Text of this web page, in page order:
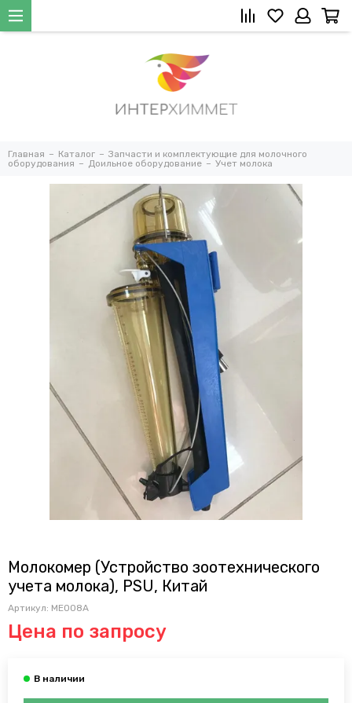
Главная Каталог
Запчасти и комплектующие для молочного
оборудования
Доильное оборудование Учет молока
Молокомер (Устройство зоотехнического
учета молока), PSU, Китай
Артикул: ME008A
Цена по запросу